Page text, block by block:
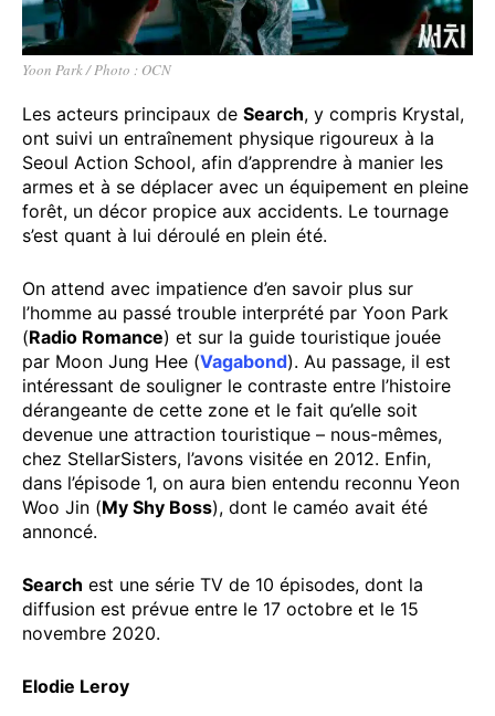
Yoon Park / Photo : OCN
Les acteurs principaux de Search, y compris Krystal,
ont suivi un entraînement physique rigoureux à la
Seoul Action School, afin d’apprendre à manier les
armes et à se déplacer avec un équipement en pleine
forêt, un décor propice aux accidents. Le tournage
s’est quant à lui déroulé en plein été.
On attend avec impatience d’en savoir plus sur
l’homme au passé trouble interprété par Yoon Park
(Radio Romance) et sur la guide touristique jouée
par Moon Jung Hee (Vagabond). Au passage, il est
intéressant de souligner le contraste entre l’histoire
dérangeante de cette zone et le fait qu’elle soit
devenue une attraction touristique – nous-mêmes,
chez StellarSisters, l’avons visitée en 2012. Enfin,
dans l’épisode 1, on aura bien entendu reconnu Yeon
Woo Jin (My Shy Boss), dont le caméo avait été
annoncé.
Search est une série TV de 10 épisodes, dont la
diffusion est prévue entre le 17 octobre et le 15
novembre 2020.
Elodie Leroy